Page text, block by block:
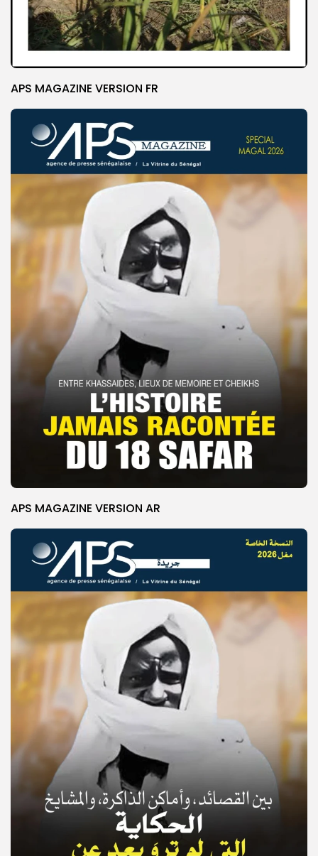
© Copyright 2025, APS
APS MAGAZINE VERSION FR
APS MAGAZINE VERSION AR